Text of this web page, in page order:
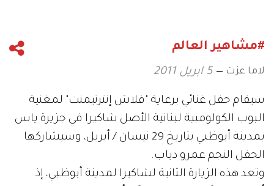
#مشاهير العالم
لاما عزت 5 ابريل 2011
سيقام حفل غنائي برعاية "فلاش إنترتيمنت" لمغنية
البوب الكولومبية لبنانية الأصل شاكيرا في جزيرة ياس
بمدينة أبوظبي بتاريخ 29 نيسان / أبريل، وسيشاركها
الحفل النجم عمرو دياب.
وتعد هذه الزيارة الثانية لشاكيرا لمدينة أبوظبي، إذ